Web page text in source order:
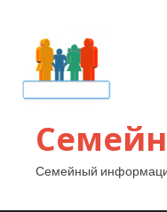
Семейный